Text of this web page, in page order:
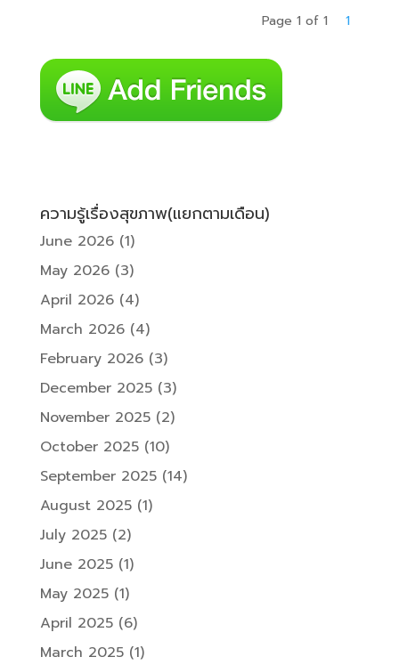
Page 1 of 1 1
ความรู้เรื่องสุขภาพ(แยกตามเดือน)
June 2026(1)
May 2026(3)
April 2026(4)
March 2026(4)
February 2026(3)
December 2025(3)
November 2025(2)
October 2025(10)
September 2025(14)
August 2025(1)
July 2025(2)
June 2025(1)
May 2025(1)
April 2025(6)
March 2025(1)